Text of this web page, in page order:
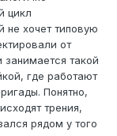
цикл
не хочет типовую
от
такой
где работают
Понятно,
трения,
рядом у того